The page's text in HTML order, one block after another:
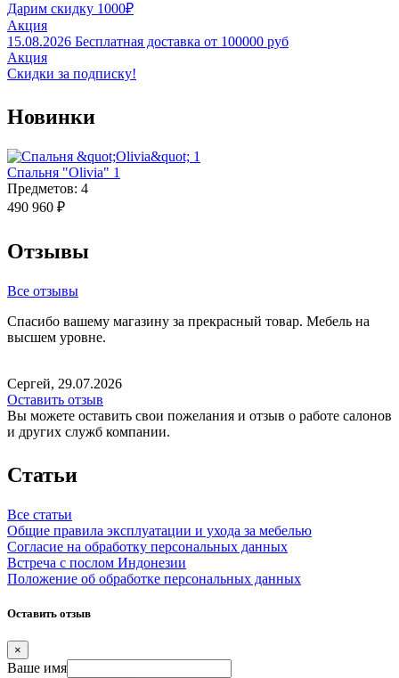
Дарим скидку 1000₽
Акция
15.08.2026 Бесплатная доставка от 100000 руб
Акция
Скидки за подписку!
Новинки
Спальня "Olivia" 1
Предметов: 4
490 960 ₽
Отзывы
Все отзывы
Спасибо вашему магазину за прекрасный товар. Мебель на
высшем уровне.
Сергей, 29.07.2026
Оставить отзыв
Вы можете оставить свои пожелания и отзыв о работе салонов
и других служб компании.
Статьи
Все статьи
Общие правила эксплуатации и ухода за мебелью
Согласие на обработку персональных данных
Встреча с послом Индонезии
Положение об обработке персональных данных
Оставить отзыв
×
Ваше имя